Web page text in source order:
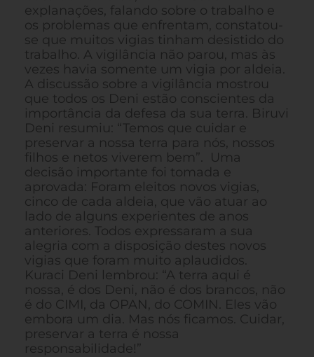
explanações, falando sobre o trabalho e
os problemas que enfrentam, constatou-
se que muitos vigias tinham desistido do
trabalho. A vigilância não parou, mas às
vezes havia somente um vigia por aldeia.
A discussão sobre a vigilância mostrou
que todos os Deni estão conscientes da
importância da defesa da sua terra. Biruvi
Deni resumiu: “Temos que cuidar e
preservar a nossa terra para nós, nossos
filhos e netos viverem bem”. Uma
decisão importante foi tomada e
aprovada: Foram eleitos novos vigias,
cinco de cada aldeia, que vão atuar ao
lado de alguns experientes de anos
anteriores. Todos expressaram a sua
alegria com a disposição destes novos
vigias que foram muito aplaudidos.
Kuraci Deni lembrou: “A terra aqui é
nossa, é dos Deni, não é dos brancos, não
é do CIMI, da OPAN, do COMIN. Eles vão
embora um dia. Mas nós ficamos. Cuidar,
preservar a terra é nossa
responsabilidade!”